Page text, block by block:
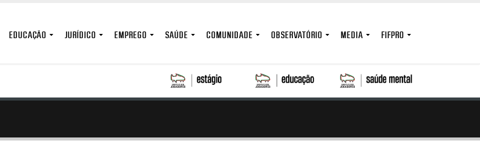
EDUCAÇÃO JURÍDICO EMPREGO SAÚDE COMUNIDADE OBSERVATÓRIO MEDIA FIFPRO